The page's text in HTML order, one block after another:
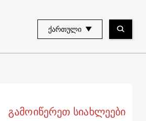
ᲥᲐᲠᲗᲣᲚᲘ
გამოიწერეთ სიახლეები